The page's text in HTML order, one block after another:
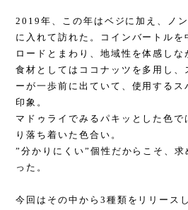
2019年、この年はベジに加え、ノ
に入れて訪れた。コインバートルを
ロードとまわり、地域性を体感しな
食材としてはココナッツを多用し、
ーが一歩前に出ていて、使用するス
印象。
マドゥライでみるパキッとした色
り落ち着いた色合い。
”分かりにくい”個性だからこそ、
った。
今回はその中から 3種類をリリース